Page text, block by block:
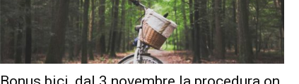
Città